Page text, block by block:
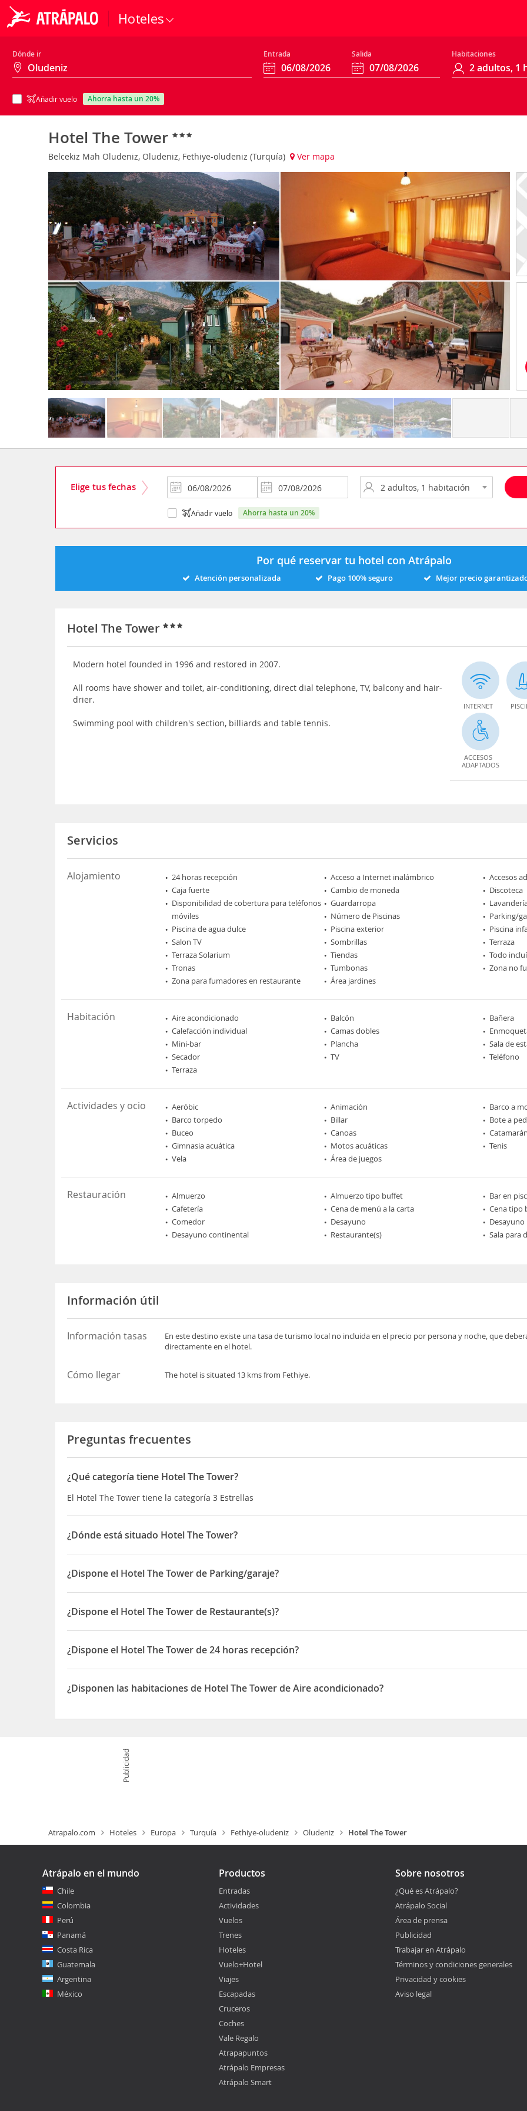
Hoteles
Dónde ir Entrada Salida Habitaciones
Añadir vuelo ahorra hasta un 20%
Hotel The Tower
Belcekiz Mah Oludeniz, Oludeniz, Fethiye-oludeniz (Turquía) Ver mapa
Elige tus fechas
Añadir vuelo ahorra hasta un 20%
Por qué reservar tu hotel con Atrápalo
Atención personalizada Pago 100% seguro Mejor precio
Hotel The Tower
Modern hotel founded in 1996 and restored in 2007.
All rooms have shower and toilet, air-conditioning, direct dial telephone, TV, balcony and hair-
drier.
Swimming pool with children's section, billiards and table tennis.
INTERNET
ACCESOS
ADAPTADOS
Servicios
Alojamiento 24 horas recepción Acceso a Internet inalámbrico
Accesos
Caja fuerte
Cambio de moneda
Discoteca
Disponibilidad de cobertura para teléfonos
móviles
Guardarropa
Número de Piscinas
Parking/
Piscina de agua dulce
Piscina exterior
Piscina
Salon TV
Sombrillas
Terraza
Terraza Solarium
Tiendas
Todo
Tronas
Tumbonas
Zona no
Zona para fumadores en restaurante
Área jardines
Habitación Aire acondicionado Balcón
Bañera
Calefacción individual
Camas dobles
Mini-bar
Plancha
Sala de
Secador
TV
Teléfono
Terraza
Actividades y ocio Aeróbic Animación
Barco a
Barco torpedo
Billar
Bote a
Buceo
Canoas
Catamarán
Gimnasia acuática
Motos acuáticas
Tenis
Vela
Área de juegos
Restauración Almuerzo Almuerzo tipo buffet
Bar en
Cafetería
Cena de menú a la carta
Cena tipo
Comedor
Desayuno
Desayuno continental
Restaurante(s) Sala para
Información útil
Información tasas
En este destino existe una tasa de turismo local no incluida en el precio por persona y noche, que
directamente en el hotel.
Cómo llegar The hotel is situated 13 kms from Fethiye.
Preguntas frecuentes
¿Qué categoría tiene Hotel The Tower?
El Hotel The Tower tiene la categoría 3 Estrellas
¿Dónde está situado Hotel The Tower?
El Hotel The Tower está situado en Belcekiz Mah Oludeniz
¿Dispone el Hotel The Tower de Parking/garaje?
Sí, el Hotel The Tower dispone de Parking/garaje
¿Dispone el Hotel The Tower de Restaurante(s)?
Sí, el Hotel The Tower dispone de Restaurante(s)
¿Dispone el Hotel The Tower de 24 horas recepción?
Sí, el Hotel The Tower dispone de 24 horas recepción
¿Disponen las habitaciones de Hotel The Tower de Aire acondicionado?
Publicidad
Atrapalo.com Hoteles Europa Turquía Fethiye-oludeniz Oludeniz Hotel The Tower
Atrápalo en el mundo
Chile
Colombia
Perú
Panamá
Costa Rica
Guatemala
Argentina
México
Productos
Entradas
Actividades
Vuelos
Trenes
Hoteles
Vuelo+Hotel
Viajes
Escapadas
Cruceros
Coches
Vale Regalo
Atrapapuntos
Atrápalo Empresas
Atrápalo Smart
Sobre nosotros
¿Qué es Atrápalo?
Atrápalo Social
Área de prensa
Publicidad
Trabajar en Atrápalo
Términos y condiciones generales
Privacidad y cookies
Aviso legal